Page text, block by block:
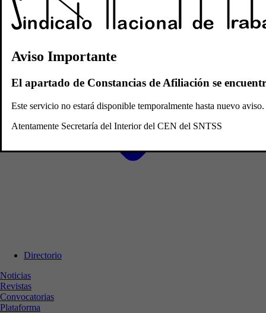
Directorio
Noticias
Revistas
Convocatorias
Plataforma
Aviso Importante
El apartado de Constancias de Afiliación se
Este servicio no estará disponible temporalmente hasta nuevo
Atentamente Secretaría del Interior del CEN del SNTSS